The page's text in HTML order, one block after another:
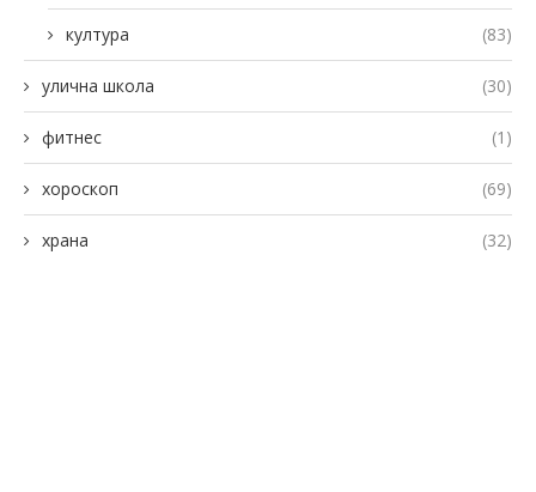
култура (83)
улична школа (30)
фитнес (1)
хороскоп (69)
храна (32)